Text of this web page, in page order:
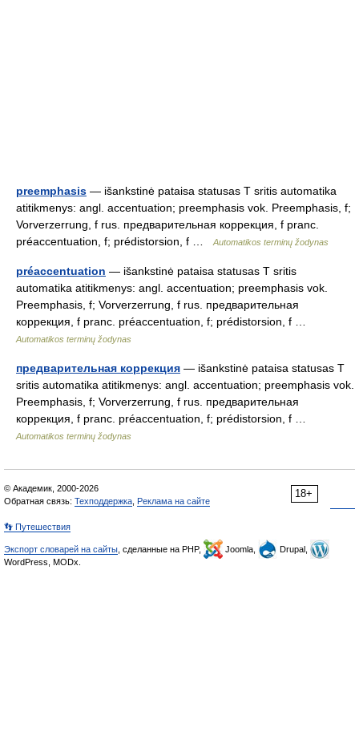
preemphasis — išankstinė pataisa statusas T sritis automatika
atitikmenys: angl. accentuation; preemphasis vok. Preemphasis, f;
Vorverzerrung, f rus. предварительная коррекция, f pranc.
préaccentuation, f; prédistorsion, f …
Automatikos terminų žodynas
préaccentuation — išankstinė pataisa statusas T sritis
automatika atitikmenys: angl. accentuation; preemphasis vok.
Preemphasis, f; Vorverzerrung, f rus. предварительная
коррекция, f pranc. préaccentuation, f; prédistorsion, f …
Automatikos terminų žodynas
предварительная коррекция — išankstinė pataisa statusas T
sritis automatika atitikmenys: angl. accentuation; preemphasis vok.
Preemphasis, f; Vorverzerrung, f rus. предварительная
коррекция, f pranc. préaccentuation, f; prédistorsion, f …
Automatikos terminų žodynas
18+
© Академик, 2000-2026
Обратная связь: Техподдержка Реклама на сайте
👣 Путешествия
Экспорт словарей на сайты , сделанные на PHP, Joomla,
Drupal,
WordPress, MODx.